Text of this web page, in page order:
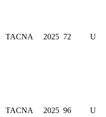
TACNA 2025 72 U
TACNA 2025 96 U